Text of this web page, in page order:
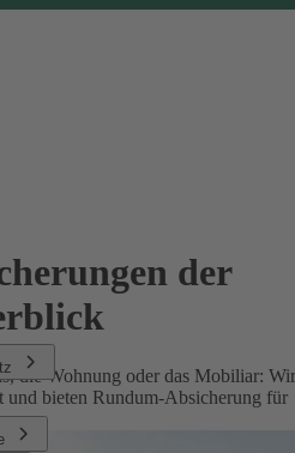
der
die Wohnung oder das Mobiliar: Wir
und bieten Rundum-Absicherung für